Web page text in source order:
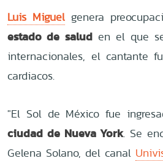
Luis Miguel genera
estado de saluden el que se
internacionales, el cantante
cardiacos.
"El Sol de México fue
ciudad de Nueva York. Se
Gelena Solano, del canal